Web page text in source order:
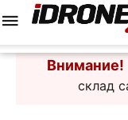
Внимание!
склад